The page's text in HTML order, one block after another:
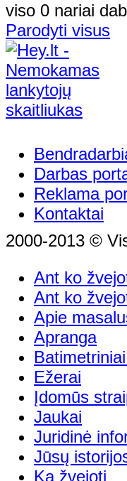
viso 0 nariai
Parodyti visus
Darbas
Reklama
Kontaktai
2000-2013 ©
Ant ko
Ant ko
Apie
Apranga
Ežerai
Įdomūs
Jaukai
Juridinė
Jūsų
Ką žvejoti